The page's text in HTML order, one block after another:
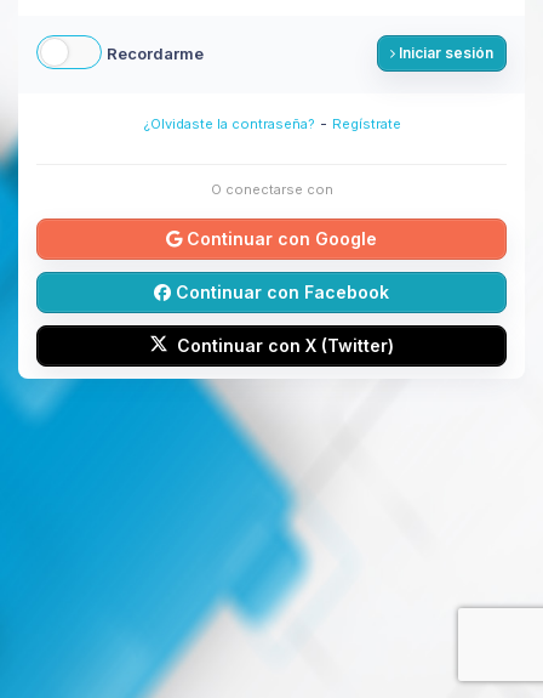
Recordarme Iniciar sesión
¿Olvidaste la contraseña? - Regístrate
O conectarse con
Continuar con Google
Continuar con Facebook
Continuar con X (Twitter)